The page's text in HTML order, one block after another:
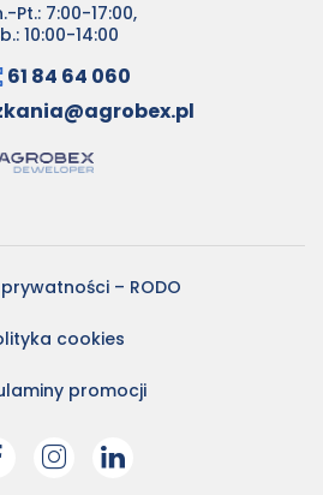
Pt.: 7:00-17:00,
10:00-14:00
61 84 64 060
– RODO
cookies
promocji